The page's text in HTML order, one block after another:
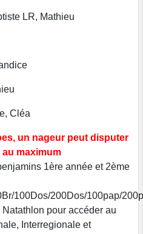
LR, Mathieu
Cléa
un nageur peut disputer
maximum
1ère année et 2ème
100Dos/200Dos/100pap/
pour accéder au
Interregionale et